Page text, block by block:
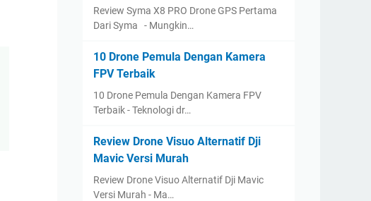
Review Syma X8 PRO Drone GPS Pertama
Dari Syma - Mungkin…
10 Drone Pemula Dengan Kamera
FPV Terbaik
10 Drone Pemula Dengan Kamera FPV
Terbaik - Teknologi dr…
Review Drone Visuo Alternatif Dji
Mavic Versi Murah
Review Drone Visuo Alternatif Dji Mavic
Versi Murah - Ma…